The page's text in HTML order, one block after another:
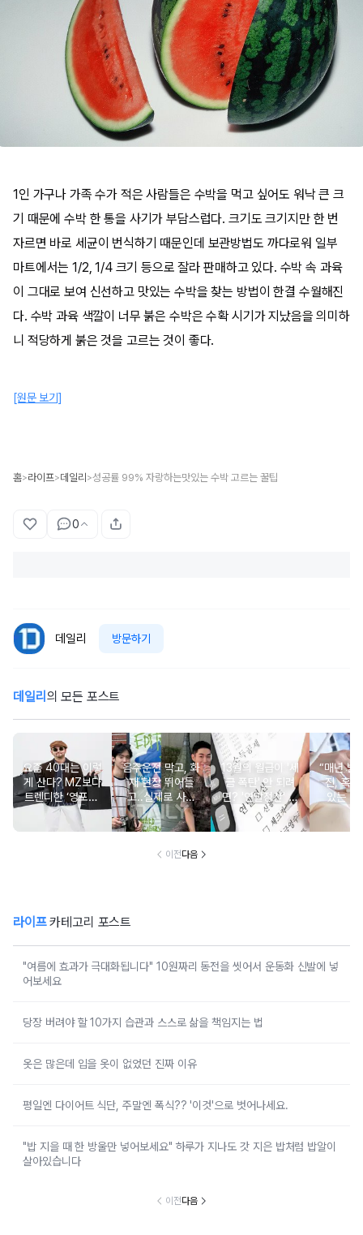
1인 가구나 가족 수가 적은 사람들은 수박을 먹고 싶어도 워낙 큰 크
기 때문에 수박 한 통을 사기가 부담스럽다. 크기도 크기지만 한 번
자르면 바로 세균이 번식하기 때문인데 보관방법도 까다로워 일부
마트에서는 1/2, 1/4 크기 등으로 잘라 판매하고 있다. 수박 속 과육
이 그대로 보여 신선하고 맛있는 수박을 찾는 방법이 한결 수월해진
다. 수박 과육 색깔이 너무 붉은 수박은 수확 시기가 지났음을 의미하
니 적당하게 붉은 것을 고르는 것이 좋다.
[원문 보기]
홈>라이프>데일리 >성공률 99% 자랑하는맛있는 수박 고르는 꿀팁
0
데일리 방문하기
데일리 의 모든 포스트
요즘 40대는 이렇
게 산다? MZ보다
트렌디한 ‘영포티’
분석
음주운전 막고, 화
재 현장 뛰어들
고..실제로 사람
구한 연예인 10
13월의 월급이 '세
금 폭탄' 안 되려
면? '연말정산' 핵
심 꿀팁 A to Z
“매년 받
진, 혹시
있는 건
요?”
이전다음
라이프카테고리 포스트
"여름에 효과가 극대화됩니다" 10원짜리 동전을 씻어서 운동화 신발에 넣
어보세요
당장 버려야 할 10가지 습관과 스스로 삶을 책임지는 법
옷은 많은데 입을 옷이 없었던 진짜 이유
평일엔 다이어트 식단, 주말엔 폭식?? '이것'으로 벗어나세요.
"밥 지을 때 한 방울만 넣어보세요" 하루가 지나도 갓 지은 밥처럼 밥알이
살아있습니다
이전다음